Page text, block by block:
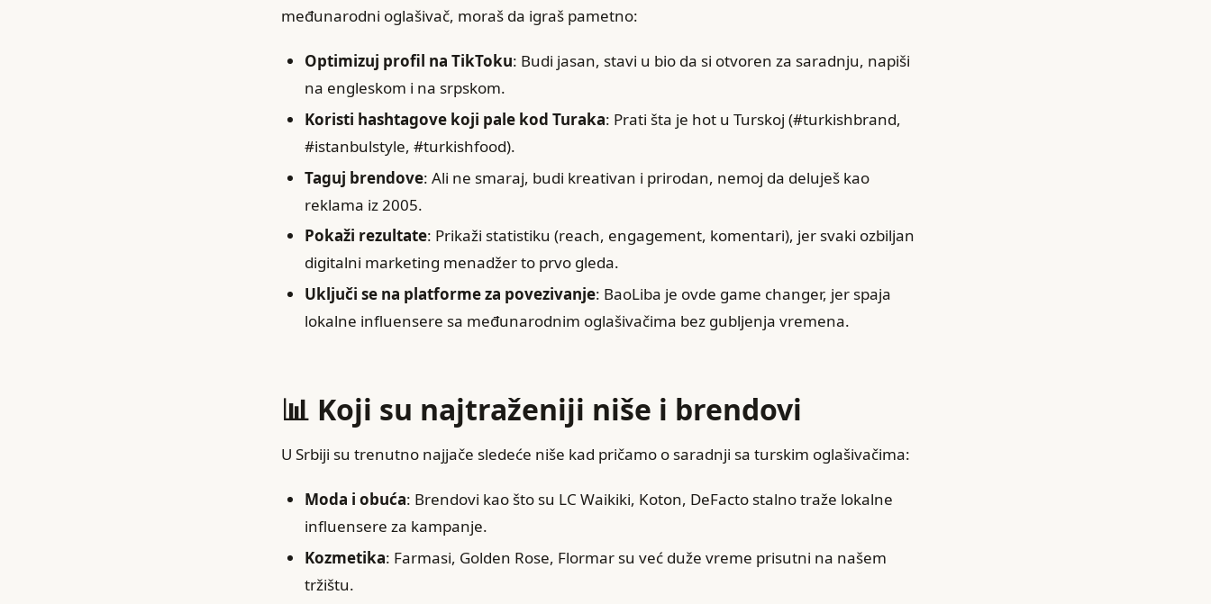
međunarodni oglašivač, moraš da igraš pametno:
Optimizuj profil na TikToku: Budi jasan, stavi u bio da si otvoren za saradnju, napiši
na engleskom i na srpskom.
Koristi hashtagove koji pale kod Turaka: Prati šta je hot u Turskoj (#turkishbrand,
#istanbulstyle, #turkishfood).
Taguj brendove: Ali ne smaraj, budi kreativan i prirodan, nemoj da deluješ kao
reklama iz 2005.
Pokaži rezultate: Prikaži statistiku (reach, engagement, komentari), jer svaki ozbiljan
digitalni marketing menadžer to prvo gleda.
Uključi se na platforme za povezivanje: BaoLiba je ovde game changer, jer spaja
lokalne influensere sa međunarodnim oglašivačima bez gubljenja vremena.
📊 Koji su najtraženiji niše i brendovi
U Srbiji su trenutno najjače sledeće niše kad pričamo o saradnji sa turskim oglašivačima:
Moda i obuća: Brendovi kao što su LC Waikiki, Koton, DeFacto stalno traže lokalne
influensere za kampanje.
Kozmetika: Farmasi, Golden Rose, Flormar su već duže vreme prisutni na našem
tržištu.